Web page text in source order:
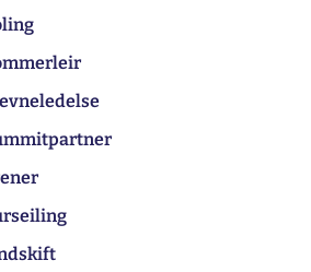
Landslaget tester nye hikers